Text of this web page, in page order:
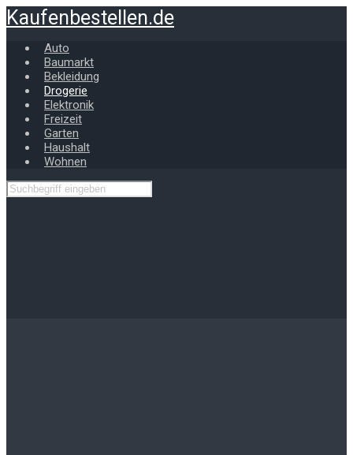
Zum
Hauptinhalt
springen
Kaufenbestellen.de
Auto
Baumarkt
Bekleidung
Drogerie
Elektronik
Freizeit
Garten
Haushalt
Wohnen